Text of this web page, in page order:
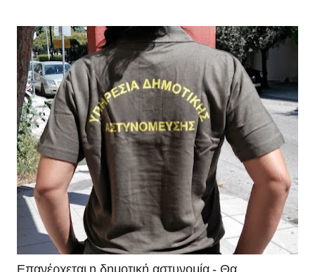
Επανέρχεται η δημοτική αστυνομία - Θα